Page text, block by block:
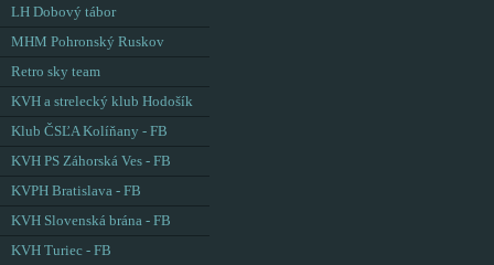
LH Dobový tábor
MHM Pohronský Ruskov
Retro sky team
KVH a strelecký klub Hodošík
Klub ČSĽA Kolíňany - FB
KVH PS Záhorská Ves - FB
KVPH Bratislava - FB
KVH Slovenská brána - FB
KVH Turiec - FB